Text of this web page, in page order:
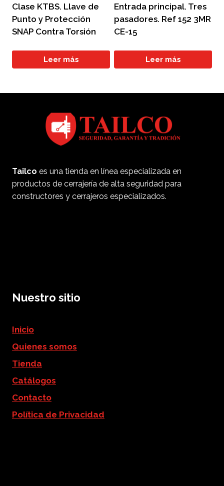
Clase KTBS. Llave de
Punto y Protección
SNAP Contra Torsión
Leer más
Entrada principal. Tres
pasadores. Ref 152 3MR
CE-15
Leer más
Tailco es una tienda en línea especializada en
productos de cerrajería de alta seguridad para
constructores y cerrajeros especializados.
Nuestro sitio
Inicio
Quienes somos
Tienda
Catálogos
Contacto
Política de Privacidad